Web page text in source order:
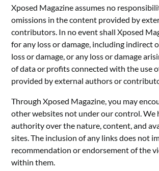
Xposed Magazine assumes no
omissions in the content provided by
contributors. In no event shall Xposed
for any loss or damage, including indirect
loss or damage, or any loss or damage
of data or profits connected with the use
provided by external authors or
Through Xposed Magazine, you may
other websites not under our control. We
authority over the nature, content, and
sites. The inclusion of any links does not
recommendation or endorsement of the
within them.